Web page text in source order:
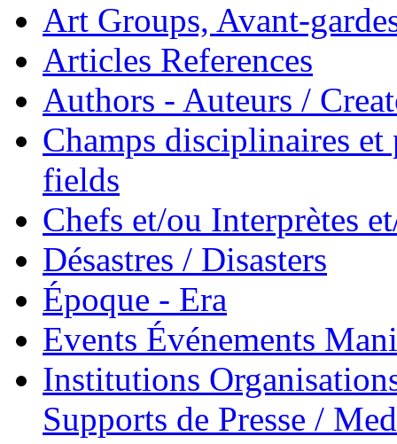
Art Groups, Avant-
Articles References
Authors - Auteurs /
Champs disciplinaires
fields
Chefs et/ou Interprètes
Désastres / Disasters
Époque - Era
Events Événements
Institutions
Supports de Presse /